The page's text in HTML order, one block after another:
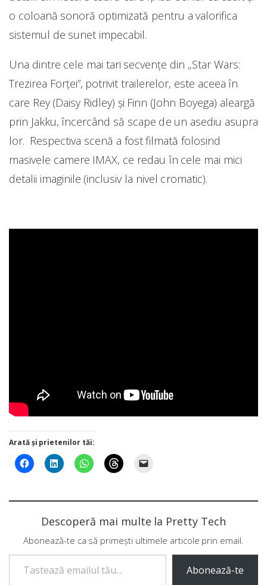
o coloană sonoră optimizată pentru a valorifica
sistemul de sunet impecabil.
Una dintre cele mai tari secvenţe din „Star Wars:
Trezirea Forţei”, potrivit trailerelor, este aceea în
care Rey (Daisy Ridley) şi Finn (John Boyega) aleargă
prin Jakku, încercând să scape de un asediu asupra
lor. Respectiva scenă a fost filmată folosind
masivele camere IMAX, ce redau în cele mai mici
detalii imaginile (inclusiv la nivel cromatic).
Arată și prietenilor tăi:
Descoperă mai multe la Pretty Tech
Abonează-te ca să primești ultimele articole prin email.
Tastează emailul tău...
Abonează-te